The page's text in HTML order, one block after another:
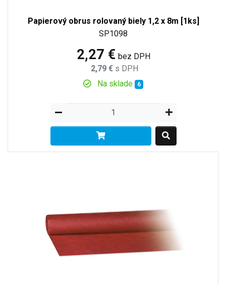
Papierový obrus rolovaný biely 1,2 x 8m [1ks]
SP1098
2,27 € bez DPH
2,79 € s DPH
Na sklade 6